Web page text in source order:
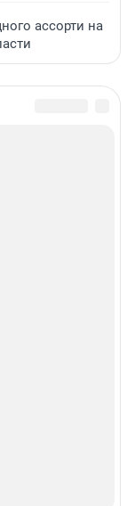
ассорти на